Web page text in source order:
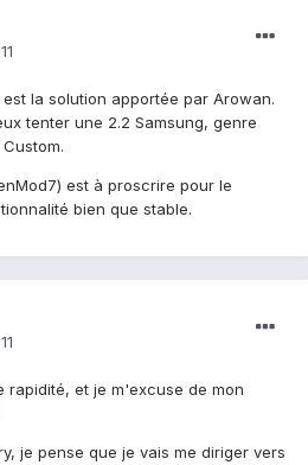
la solution apportée par Arowan.
tenter une 2.2 Samsung, genre
est à proscrire pour le
bien que stable.
rapidité, et je m'excuse de mon
je pense que je vais me diriger vers